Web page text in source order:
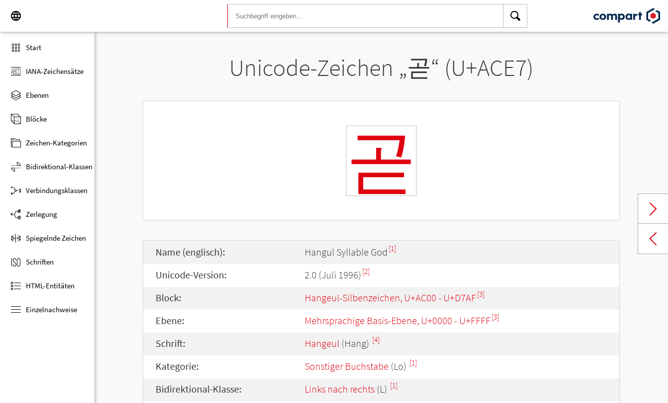
Start
IANA-Zeichensätze
Ebenen
Blöcke
Zeichen-Kategorien
Bidirektional-Klassen
Verbindungsklassen
Zerlegung
Spiegelnde Zeichen
Schriften
HTML-Entitäten
Einzelnachweise
Unicode-Zeichen „곧“ (U+ACE7)
곧
Name (englisch): Hangul Syllable God [1]
Unicode-Version: 2.0 (Juli 1996) [2]
Block: Hangeul-Silbenzeichen, U+AC00 - U+D7AF[3]
Ebene: Mehrsprachige Basis-Ebene, U+0000 - U+FFFF[3]
Schrift: Hangeul (Hang) [4]
Kategorie: Sonstiger Buchstabe (Lo) [1]
Bidirektional-Klasse: Links nach rechts (L) [1]